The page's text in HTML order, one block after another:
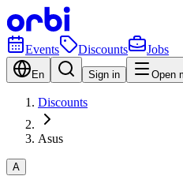
Events Discounts Jobs
En Sign in Open
Discounts
Asus
A